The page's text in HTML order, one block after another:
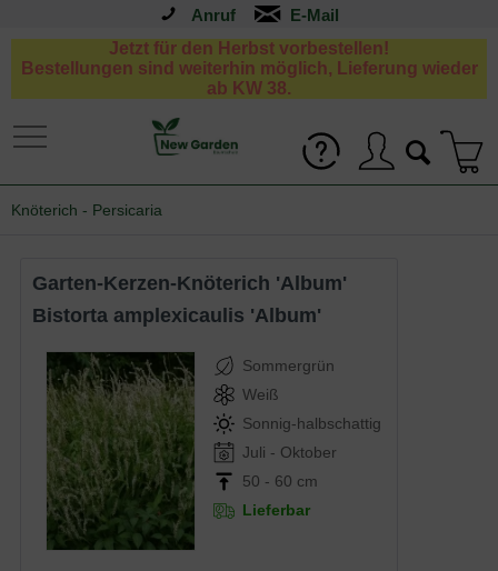
Anruf
Jetzt für den Herbst vorbestellen!
Bestellungen sind weiterhin möglich, Lieferung wieder
ab KW 38.
Knöterich - Persicaria
Garten-Kerzen-Knöterich 'Album'
Bistorta amplexicaulis 'Album'
Sommergrün
Weiß
Sonnig-halbschattig
Juli - Oktober
50 - 60 cm
Lieferbar